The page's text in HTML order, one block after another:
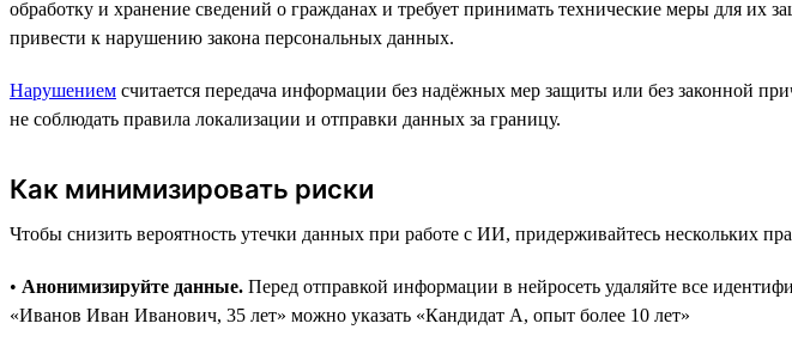
обработку и хранение сведений о гражданах и требует принимать технические меры для
привести к нарушению закона персональных данных.
Нарушением считается передача информации без надёжных мер защиты или без законной
не соблюдать правила локализации и отправки данных за границу.
Как минимизировать риски
Чтобы снизить вероятность утечки данных при работе с ИИ, придерживайтесь нескольких
• Анонимизируйте данные. Перед отправкой информации в нейросеть удаляйте все
«Иванов Иван Иванович, 35 лет» можно указать «Кандидат А, опыт более 10 лет»